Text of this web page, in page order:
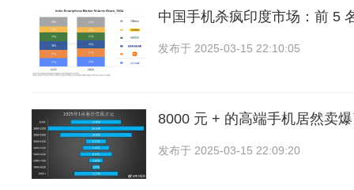
中国手机杀疯印度市场：前 5
发布于 2025-03-15 22:10:05
8000 元 + 的高端手机居然卖
发布于 2025-03-15 22:09:20